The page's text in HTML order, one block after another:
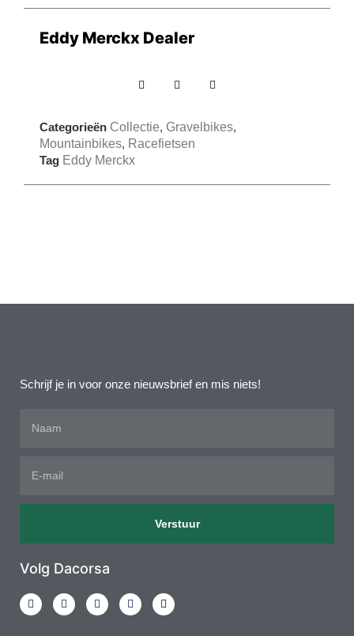
Eddy Merckx Dealer
Categorieën Collectie, Gravelbikes,
Mountainbikes, Racefietsen
Tag Eddy Merckx
Schrijf je in voor onze nieuwsbrief en mis niets!
Verstuur
Volg Dacorsa